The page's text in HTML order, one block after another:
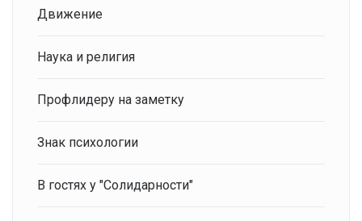
Движение
Наука и религия
Профлидеру на заметку
Знак психологии
В гостях у "Солидарности"